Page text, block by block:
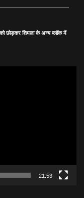
छोड़कर शिमला के अन्य ब्लॉक में
21:53